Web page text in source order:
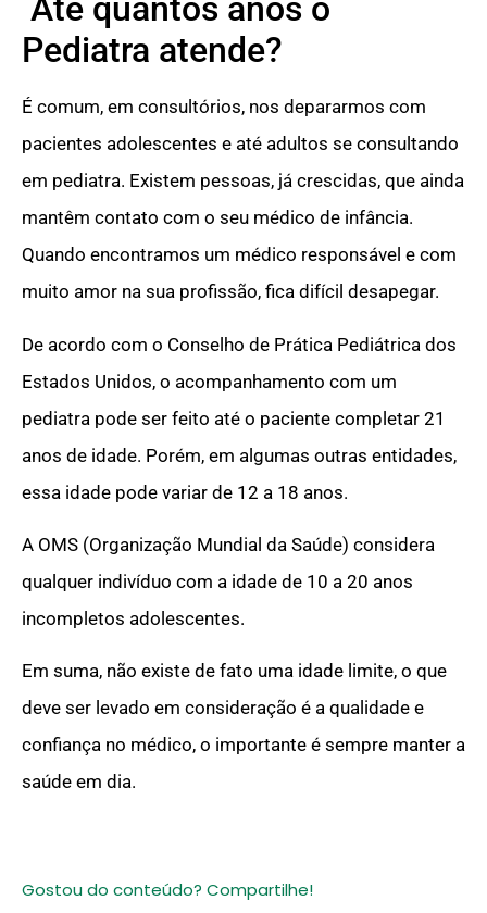
Até quantos anos o
Pediatra atende?
É comum, em consultórios, nos depararmos com
pacientes adolescentes e até adultos se consultando
em pediatra. Existem pessoas, já crescidas, que ainda
mantêm contato com o seu médico de infância.
Quando encontramos um médico responsável e com
muito amor na sua profissão, fica difícil desapegar.
De acordo com o Conselho de Prática Pediátrica dos
Estados Unidos, o acompanhamento com um
pediatra pode ser feito até o paciente completar 21
anos de idade. Porém, em algumas outras entidades,
essa idade pode variar de 12 a 18 anos.
A OMS (Organização Mundial da Saúde) considera
qualquer indivíduo com a idade de 10 a 20 anos
incompletos adolescentes.
Em suma, não existe de fato uma idade limite, o que
deve ser levado em consideração é a qualidade e
confiança no médico, o importante é sempre manter a
saúde em dia.
Gostou do conteúdo? Compartilhe!